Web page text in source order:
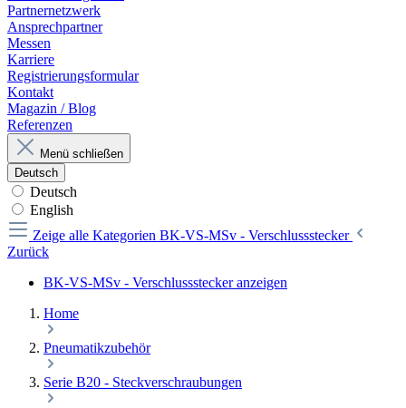
Partnernetzwerk
Ansprechpartner
Messen
Karriere
Registrierungsformular
Kontakt
Magazin / Blog
Referenzen
Menü schließen
Deutsch
Deutsch
English
Zeige alle Kategorien BK-VS-MSv - Verschlussstecker
Zurück
BK-VS-MSv - Verschlussstecker anzeigen
Home
Pneumatikzubehör
Serie B20 - Steckverschraubungen